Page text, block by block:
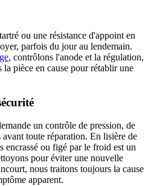
ou une résistance d'appoint en
parfois du jour au lendemain.
, contrôlons l'anode et la régulation,
pièce en cause pour rétablir une
un contrôle de pression, de
toute réparation. En lisière de
encrassé ou figé par le froid est un
pour éviter une nouvelle
nous traitons toujours la cause
apparent.